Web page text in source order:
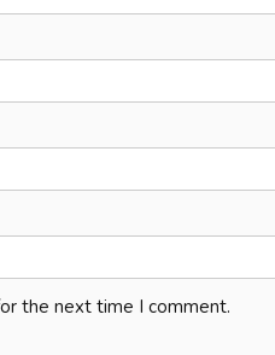
the next time I comment.